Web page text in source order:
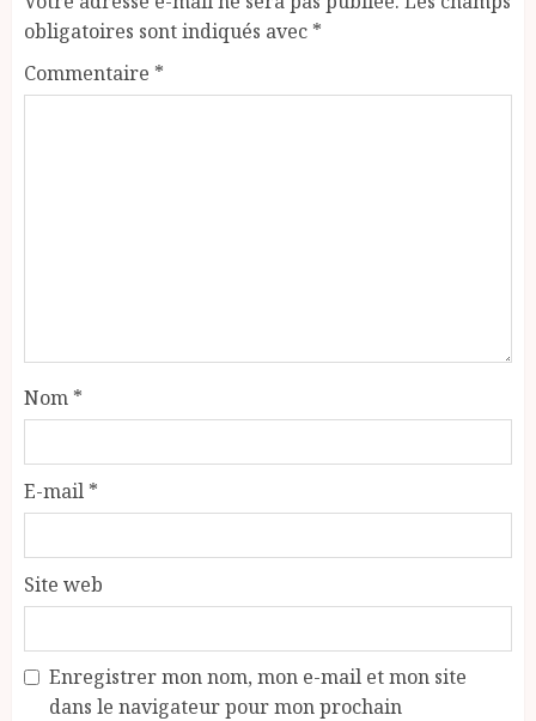
obligatoires sont indiqués avec *
Commentaire *
Nom *
E-mail *
Site web
Enregistrer mon nom, mon e-mail et mon site
dans le navigateur pour mon prochain